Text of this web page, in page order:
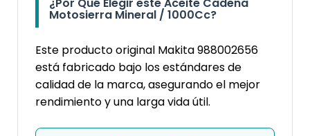
Motosierra Mineral / 1000Cc?
Este producto original Makita 988002656
está fabricado bajo los estándares de
calidad de la marca, asegurando el mejor
rendimiento y una larga vida útil.